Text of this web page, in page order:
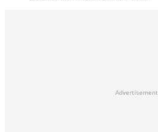
Advertisement